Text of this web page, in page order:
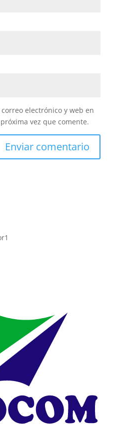
electrónico y web en
vez que comente.